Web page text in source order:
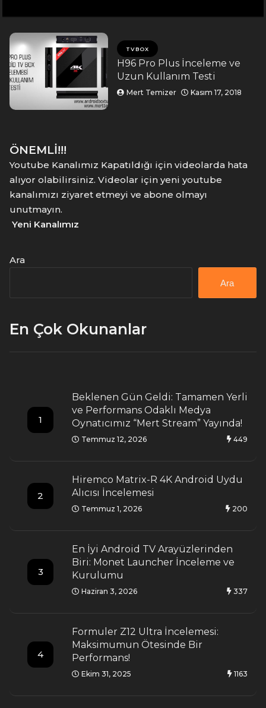
TVBOX
H96 Pro Plus İnceleme ve
Uzun Kullanım Testi
Mert Temizer Kasım 17, 2018
ÖNEMLİ!!!
Youtube Kanalımız Kapatıldığı için videolarda hata
alıyor olabilirsiniz. Videolar için yeni youtube
kanalımızı ziyaret etmeyi ve abone olmayı
unutmayın.
Yeni Kanalımız
Ara
Ara
En Çok Okunanlar
1
Beklenen Gün Geldi: Tamamen Yerli
ve Performans Odaklı Medya
Oynatıcımız “Mert Stream” Yayında!
Temmuz 12, 2026 449
2
Hiremco Matrix-R 4K Android Uydu
Alıcısı İncelemesi
Temmuz 1, 2026 200
3
En İyi Android TV Arayüzlerinden
Biri: Monet Launcher İnceleme ve
Kurulumu
Haziran 3, 2026 337
4
Formuler Z12 Ultra İncelemesi:
Maksimumun Ötesinde Bir
Performans!
Ekim 31, 2025 1163